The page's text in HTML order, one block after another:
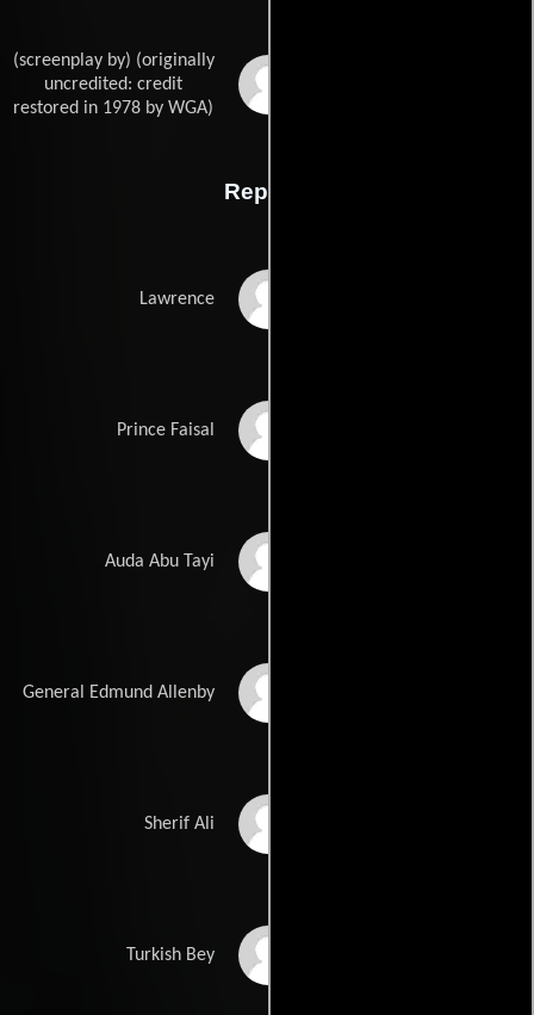
(screenplay by) (originally
uncredited: credit
restored in 1978 by WGA)
Reparto
Lawrence
Prince Faisal
Auda Abu Tayi
General Edmund Allenby
Sherif Ali
Turkish Bey